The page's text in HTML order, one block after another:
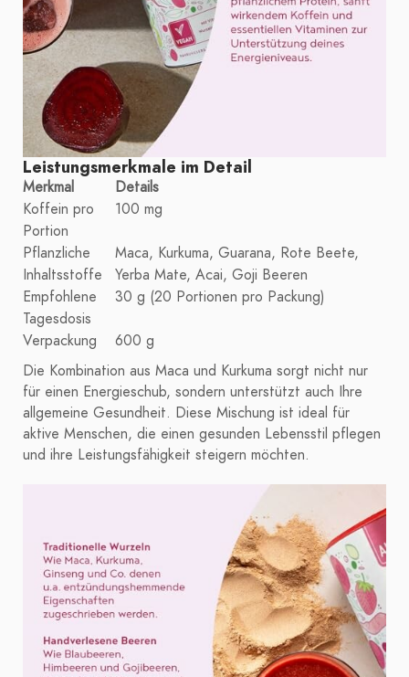
Leistungsmerkmale im Detail
Merkmal
Details
Koffein pro
Portion
100 mg
Pflanzliche
Inhaltsstoffe
Maca, Kurkuma, Guarana, Rote Beete,
Yerba Mate, Acai, Goji Beeren
Empfohlene
Tagesdosis
30 g (20 Portionen pro Packung)
Verpackung
600 g
Die Kombination aus Maca und Kurkuma sorgt nicht nur
für einen Energieschub, sondern unterstützt auch Ihre
allgemeine Gesundheit. Diese Mischung ist ideal für
aktive Menschen, die einen gesunden Lebensstil pflegen
und ihre Leistungsfähigkeit steigern möchten.